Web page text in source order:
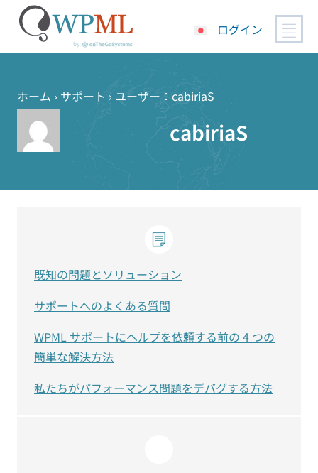
ログイン
ホーム › サポート › ユーザー：cabiriaS
cabiriaS
既知の問題とソリューション
サポートへのよくある質問
WPML サポートにヘルプを依頼する前の 4 つの
簡単な解決方法
私たちがパフォーマンス問題をデバグする方法